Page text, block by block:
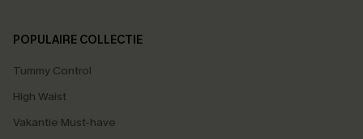
POPULAIRE COLLECTIE
Tummy Control
High Waist
Vakantie Must-have